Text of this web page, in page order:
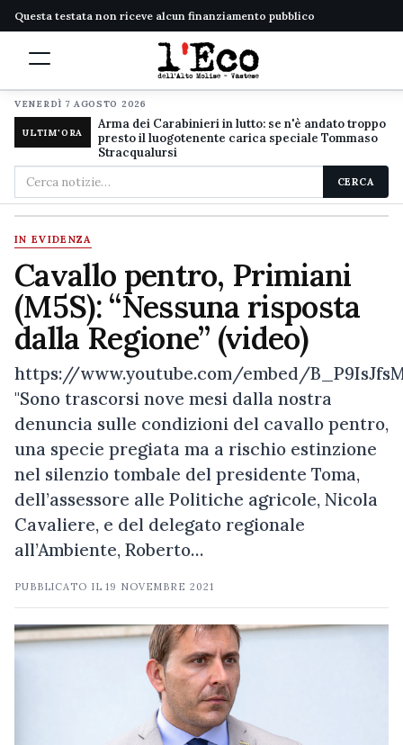
Questa testata non riceve alcun finanziamento pubblico
VENERDÌ 7 AGOSTO 2026
ULTIM'ORA
Arma dei Carabinieri in lutto: se n'è andato troppo
presto il luogotenente carica speciale Tommaso
Stracqualursi
Cerca
nel
sito
CERCA
IN EVIDENZA
Cavallo pentro, Primiani
(M5S): “Nessuna risposta
dalla Regione” (video)
https://www.youtube.com/embed/
"Sono trascorsi nove mesi dalla nostra
denuncia sulle condizioni del cavallo pentro,
una specie pregiata ma a rischio estinzione
nel silenzio tombale del presidente Toma,
dell’assessore alle Politiche agricole, Nicola
Cavaliere, e del delegato regionale
all’Ambiente, Roberto…
PUBBLICATO IL19 NOVEMBRE 2021